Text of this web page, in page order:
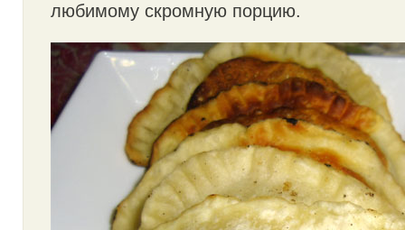
любимому скромную порцию.